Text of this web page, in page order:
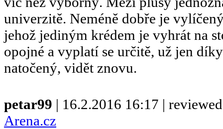
univerzitě. Neméně dobře je
jehož jediným krédem je vyhrát na
opojné a vyplatí se určitě, už jen
natočený, vidět znovu.
petar99 | 16.2.2016 16:17 |
Arena.cz